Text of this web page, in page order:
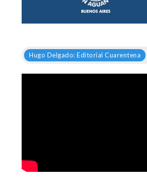
Hugo Delgado: Editorial Cuarentena